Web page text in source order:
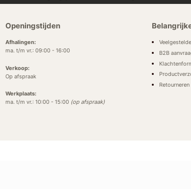
Openingstijden
Afhalingen:
ma. t/m vr.: 09:00 - 16:00
Verkoop:
Op afspraak
Werkplaats:
ma. t/m vr.: 10:00 - 15:00 (op afspraak)
B2B
Retourneren